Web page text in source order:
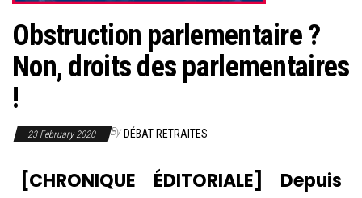
Obstruction parlementaire ?
Non, droits des parlementaires
!
23 February 2020 By DÉBAT RETRAITES
[CHRONIQUE ÉDITORIALE] Depuis